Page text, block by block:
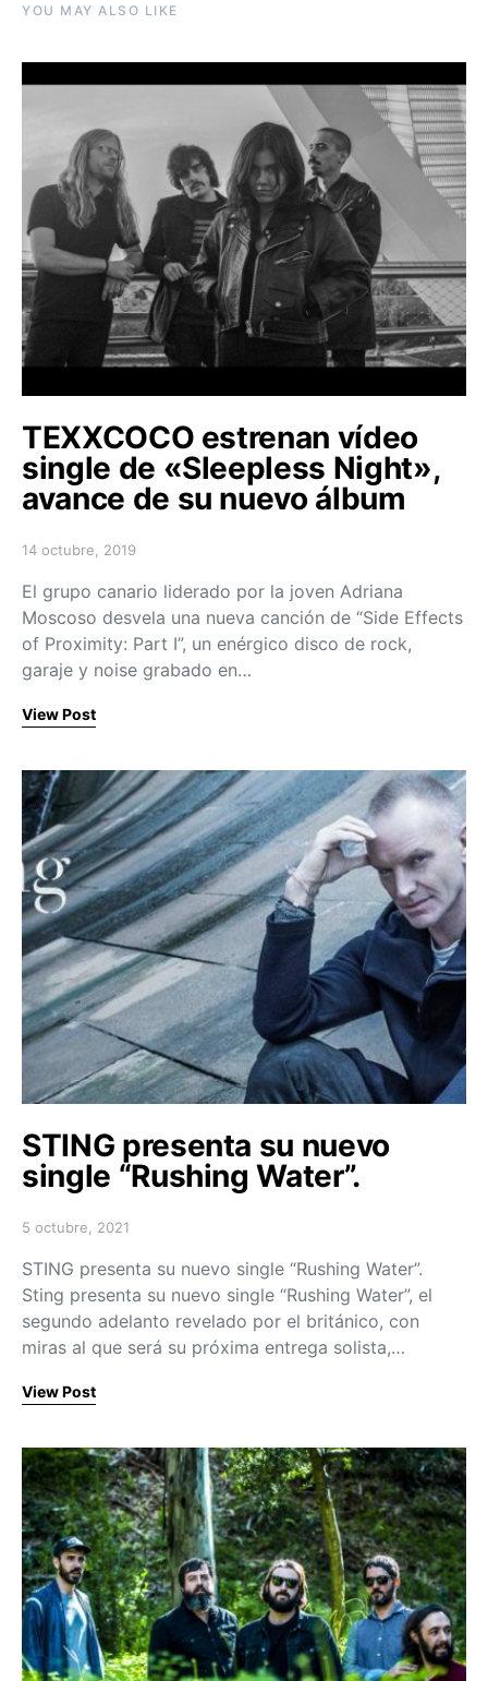
YOU MAY ALSO LIKE
TEXXCOCO estrenan vídeo
single de «Sleepless Night»,
avance de su nuevo álbum
Posted on
14 octubre, 2019
El grupo canario liderado por la joven Adriana
Moscoso desvela una nueva canción de “Side Effects
of Proximity: Part I”, un enérgico disco de rock,
garaje y noise grabado en…
View Post
STING presenta su nuevo
single “Rushing Water”.
Posted on
5 octubre, 2021
STING presenta su nuevo single “Rushing Water”.
Sting presenta su nuevo single “Rushing Water”, el
segundo adelanto revelado por el británico, con
miras al que será su próxima entrega solista,…
View Post